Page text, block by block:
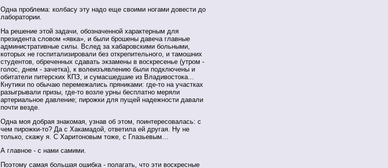
Одна проблема: колбасу эту надо еще своими ногами довести до
лаборатории.
На решение этой задачи, обозначенной характерным для
президента словом «явка», и были брошены давеча главные
административные силы. Вслед за хабаровскими больными,
которых не госпитализировали без открепительного, и тамошних
студентов, обреченных сдавать экзамены в воскресенье (утром -
голос, днем - зачетка), к волеизъявлению были подключены и
обитатели питерских КПЗ, и сумасшедшие из Владивостока...
Кнутики по обычаю перемежались пряниками: где-то на участках
разыгрывали призы, где-то возле урны бесплатно меряли
артериальное давление; пирожки для пущей надежности давали
почти везде.
Одна моя добрая знакомая, узнав об этом, поинтересовалась: с
чем пирожки-то? Да с Хакамадой, ответила ей другая. Ну не
только, скажу я. С Харитоновым тоже, с Глазьевым…
А главное - с нами самими.
Поэтому самая большая ошибка - полагать, что эти воскресные